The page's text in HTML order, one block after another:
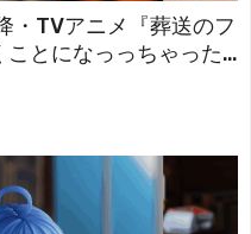
・TVアニメ『葬送のフ
とになっっちゃった